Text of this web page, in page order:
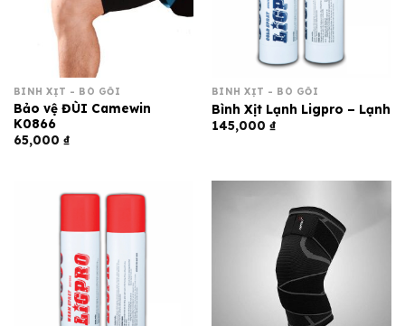
BÌNH XỊT - BÓ GỐI
Bảo vệ ĐÙI Camewin
K0866
65,000 ₫
BÌNH XỊT - BÓ GỐI
Bình Xịt Lạnh Ligpro – Lạnh
145,000 ₫